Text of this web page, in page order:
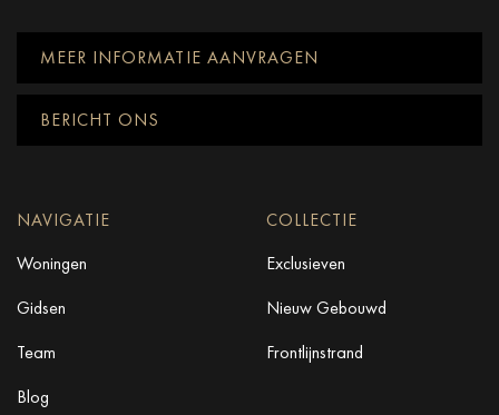
MEER INFORMATIE AANVRAGEN
BERICHT ONS
NAVIGATIE
Woningen
Gidsen
Team
Blog
COLLECTIE
Exclusieven
Nieuw Gebouwd
Frontlijnstrand